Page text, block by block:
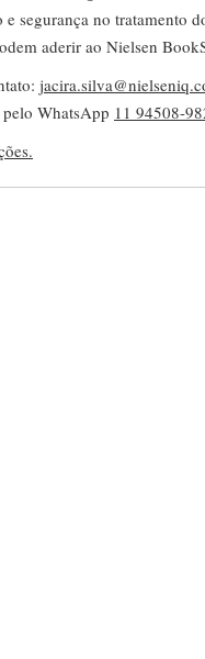
segurança no tratamento
aderir ao Nielsen
WhatsApp 11 94508-